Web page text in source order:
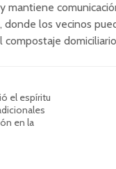
y mantiene
donde los vecinos
compostaje
el espíritu
en la